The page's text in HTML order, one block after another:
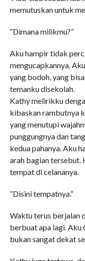
memutuskan untuk
“Dimana milikmu?”
Aku hampir tidak
mengucapkannya.
yang bodoh, yang
temanku disekolah.
Kathy melirikku
kibaskan rambutnya
yang menutupi
punggungnya dan
kedua pahanya. Aku
arah bagian tersebut.
tempat di celananya.
“Disini tempatnya.”
Waktu terus berjalan
berbuat apa lagi. Aku
bukan sangat dekat